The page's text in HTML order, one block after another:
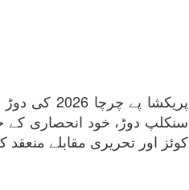
پریکشا
سنکلپ دوڑ، خود انحصاری کے
کوئز اور تحریری مقابلے منعقد کیے گئے۔ ان